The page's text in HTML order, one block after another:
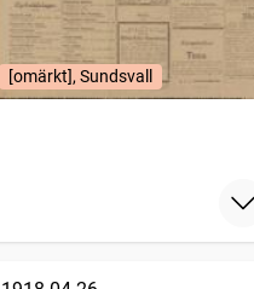
[omärkt], Sundsvall